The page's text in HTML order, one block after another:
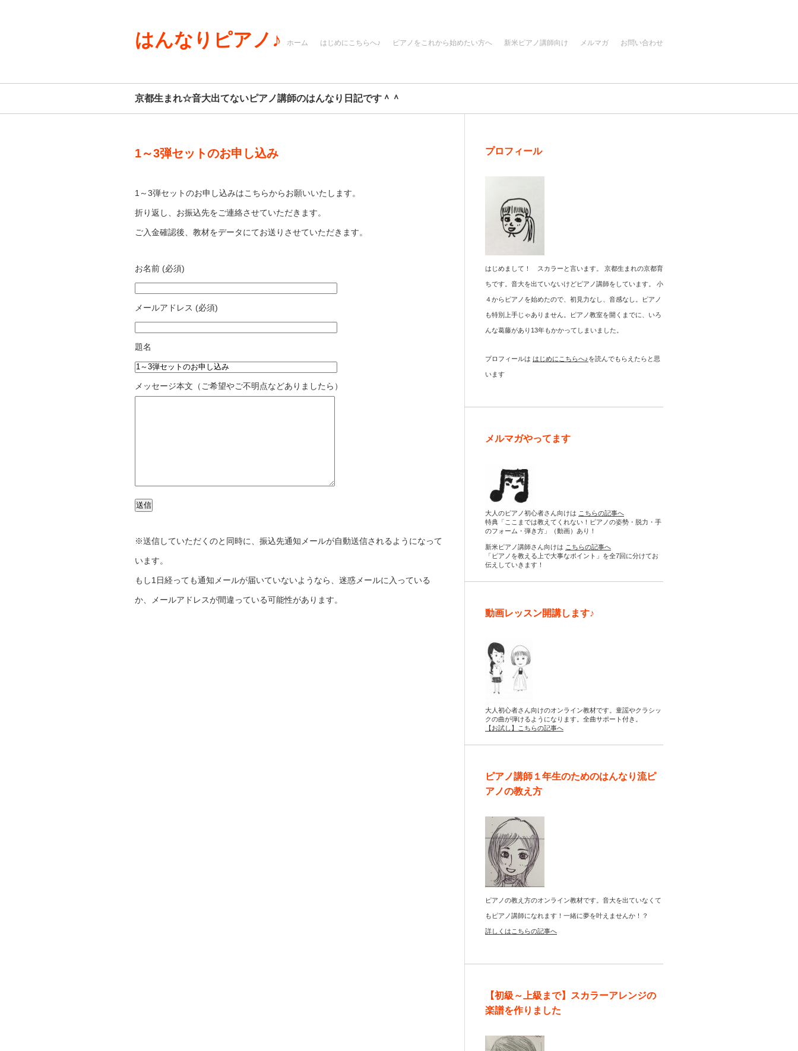
はんなりピアノ♪ ホーム はじめにこちらへ♪ ピアノをこれから始めたい方へ 新米ピアノ講師向け メルマガ お問い合わせ
京都生まれ☆音大出てないピアノ講師のはんなり日記です＾＾
1～3弾セットのお申し込み
1～3弾セットのお申し込みはこちらからお願いいたします。
折り返し、お振込先をご連絡させていただきます。
ご入金確認後、教材をデータにてお送りさせていただきます。
お名前 (必須)
メールアドレス (必須)
題名
メッセージ本文（ご希望やご不明点などありましたら）
※送信していただくのと同時に、振込先通知メールが自動送信されるようになって
います。
もし1日経っても通知メールが届いていないようなら、迷惑メールに入っている
か、メールアドレスが間違っている可能性があります。
プロフィール
はじめまして！ スカラーと言います。 京都生まれの京都育
ちです。音大を出ていないけどピアノ講師をしています。 小
４からピアノを始めたので、初見力なし、音感なし。ピアノ
も特別上手じゃありません。ピアノ教室を開くまでに、いろ
んな葛藤があり13年もかかってしまいました。
プロフィールは はじめにこちらへ♪を読んでもらえたらと思
います
メルマガやってます
大人のピアノ初心者さん向けは こちらの記事へ
特典「ここまでは教えてくれない！ピアノの姿勢・脱力・手
のフォーム・弾き方」（動画）あり！
新米ピアノ講師さん向けは こちらの記事へ
「ピアノを教える上で大事なポイント」を全7回に分けてお
伝えしていきます！
動画レッスン開講します♪
大人初心者さん向けのオンライン教材です。童謡やクラシッ
クの曲が弾けるようになります。全曲サポート付き。
【お試し】こちらの記事へ
ピアノ講師１年生のためのはんなり流ピ
アノの教え方
ピアノの教え方のオンライン教材です。音大を出ていなくて
もピアノ講師になれます！一緒に夢を叶えませんか！？
詳しくはこちらの記事へ
【初級～上級まで】スカラーアレンジの
楽譜を作りました